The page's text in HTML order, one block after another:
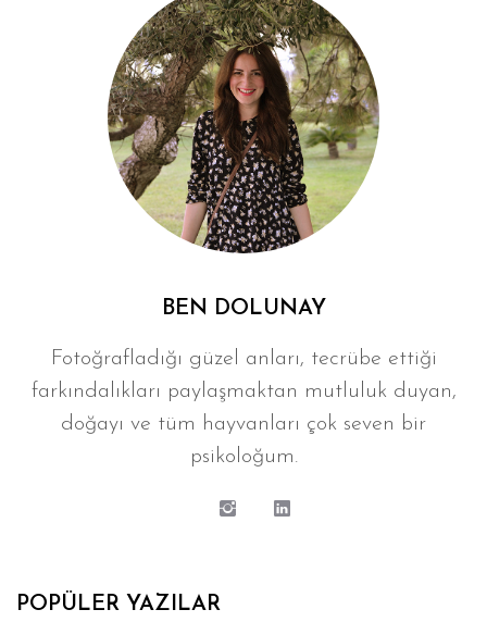
BEN DOLUNAY
Fotoğrafladığı güzel anları, tecrübe ettiği
farkındalıkları paylaşmaktan mutluluk duyan,
doğayı ve tüm hayvanları çok seven bir
psikoloğum.
POPÜLER YAZILAR